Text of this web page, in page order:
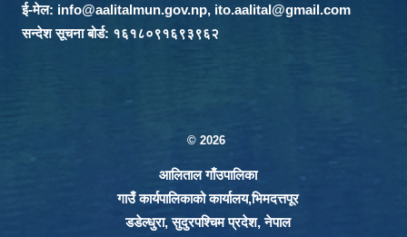
ई-मेल: info@aalitalmun.gov.np, ito.aalital@gmail.com
सन्देश सूचना बोर्ड: १६१८०९१६९३९६२
© 2026
आलिताल गाँउपालिका
गाउँ कार्यपालिकाको कार्यालय,भिमदत्तपूर
डडेल्धुरा, सुदुरपश्चिम प्रदेश, नेपाल